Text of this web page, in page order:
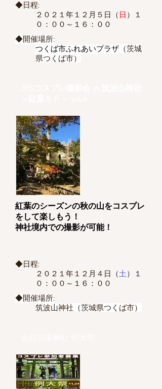
◆日程:
２０２１年１２月５日（ 日 ）１
０：００～１６：００
◆開催場所:
つくば市ふれあいプラザ （茨城
県つくば市）
紅葉のシーズンの秋の山をコスプレ
をして楽しもう！
​神社境内での撮影が可能！
◆日程:
２０２１年１２月４日（土 ）１
０：００～１６：００
◆開催場所:
筑波山神社（茨城県つくば市）